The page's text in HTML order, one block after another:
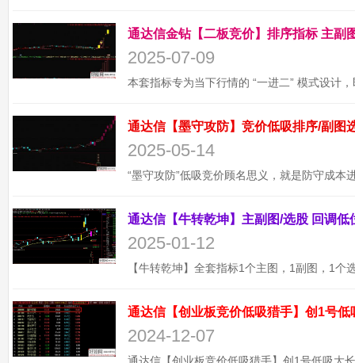
2025-07-09
2025-05-14
2025-01-12
通达信【创业板竞价低吸猎手】创1号
2024-12-07